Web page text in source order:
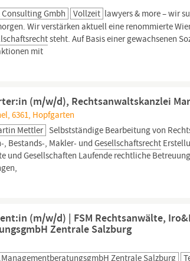
Consulting Gmbh
Vollzeit lawyers & more – wir
Wir verstärken aktuell eine renommierte
steht. Auf Basis einer gewachsenen
mit
(m/w/d), Rechtsanwaltskanzlei
6361, Hopfgarten
Mettler Selbstständige Bearbeitung von
Bestands-, Makler- undGesellschaftsrecht
und Gesellschaften Laufende rechtliche
(m/w/d) | FSM Rechtsanwälte,
Zentrale Salzburg
Zentrale Salzburg